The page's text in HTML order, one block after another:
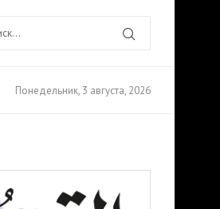
Понедельник, 3 августа, 2026